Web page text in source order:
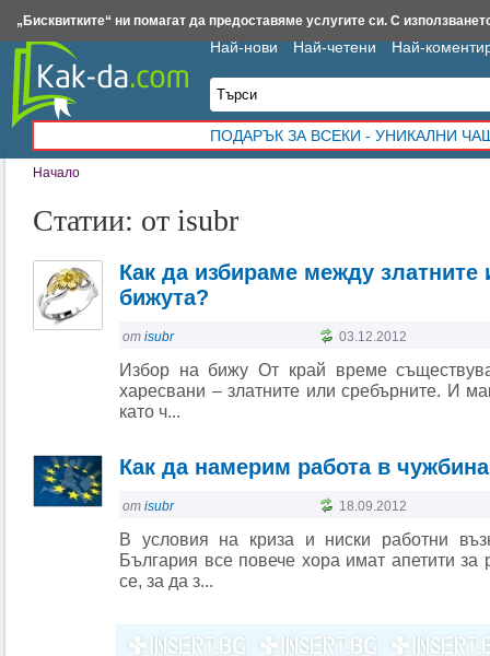
Начало
Статии: от isubr
Как да избираме между златните
бижута?
от isubr 03.12.2012
Избор на бижу От край време
харесвани – златните или сребърните. И
като ч...
Как да намерим работа в чужбина
от isubr 18.09.2012
В условия на криза и ниски работни
България все повече хора имат апетити за
се, за да з...
Най-нови Най-четени Най-
ПОДАРЪК ЗА ВСЕКИ - УНИКАЛНИ
Insert.bg Framar.bg Kak-da.com Iztochnik.com BauBau.bg NewAge.bg
„Бисквитките“ ни помагат да предоставяме услугите си. С